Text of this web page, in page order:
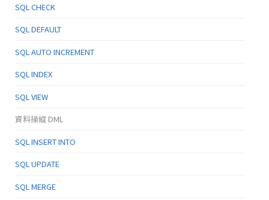
SQL CHECK
SQL DEFAULT
SQL AUTO INCREMENT
SQL INDEX
SQL VIEW
資料操縱 DML
SQL INSERT INTO
SQL UPDATE
SQL MERGE